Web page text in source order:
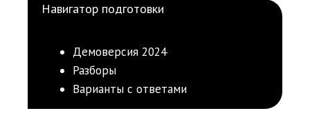
Навигатор подготовки
Демоверсия 2024
Разборы
Варианты с ответами